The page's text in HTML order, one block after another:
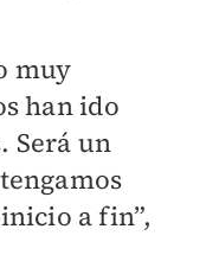
muy
han ido
Será un
a fin”,